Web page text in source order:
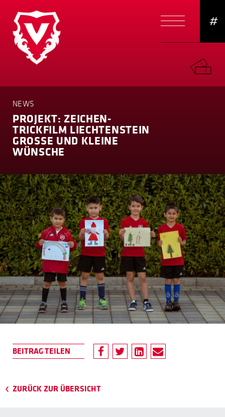
#
NEWS
PROJEKT: ZEICHEN­
TRICKFILM LIECHTENSTEIN
GROSSE UND KLEINE
WÜNSCHE
ZURÜCK ZUR ÜBERSICHT